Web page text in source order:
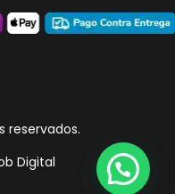
reservados.
Digital